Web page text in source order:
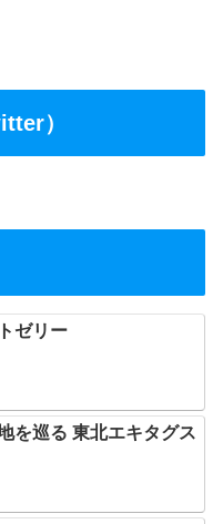
）
ゼリー
を巡る 東北エキタグス